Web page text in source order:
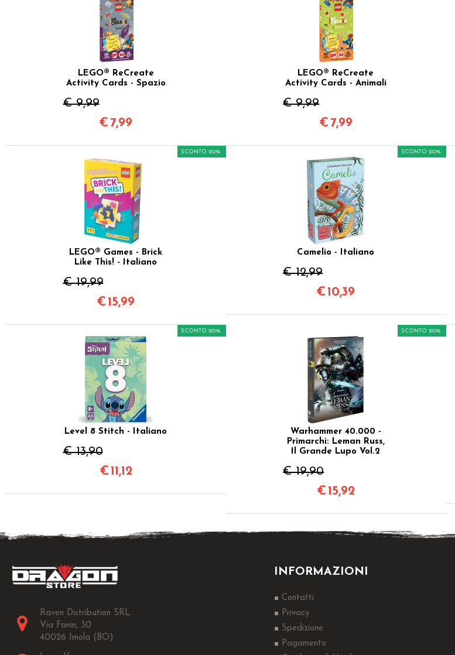
LEGO® ReCreate
Activity Cards - Spazio
€ 9,99
€ 7,99
LEGO® ReCreate
Activity Cards - Animali
€ 9,99
€ 7,99
LEGO® Games - Brick
Like This! - Italiano
€ 19,99
SCONTO 20%
€ 15,99
Camelio - Italiano
€ 12,99
SCONTO 20%
€ 10,39
Level 8 Stitch - Italiano
€ 13,90
SCONTO 20%
€ 11,12
Warhammer 40.000 -
Primarchi: Leman Russ,
Il Grande Lupo Vol.2
€ 19,90
SCONTO 20%
€ 15,92
Raven Distribution SRL
Via Fanin, 30
40026 Imola (BO)
INFORMAZIONI
Contatti
Privacy
Spedizione
Pagamento